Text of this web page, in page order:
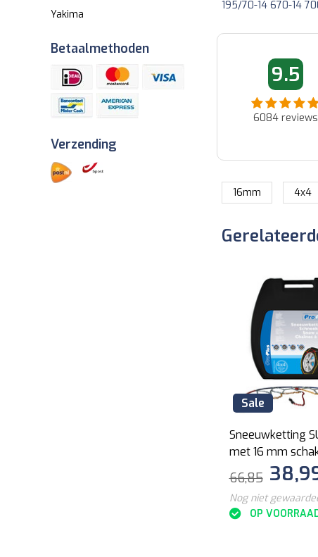
Yakima
Betaalmethoden
Verzending
195/70-14 670-14
9.5
6084reviews
06-06-2026 09:09
Fijne website goede prijzen en
snele verzending...
06-06-2026
Snel en netjes afgeleverd...
16mm 4x4
Sale
Sneeuwketting
met 16 mm
66,85
Nog niet
OP